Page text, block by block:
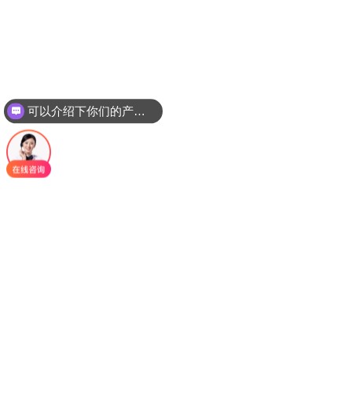
可以介绍下你们的产品么？